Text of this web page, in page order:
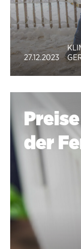
27.12.2023
der